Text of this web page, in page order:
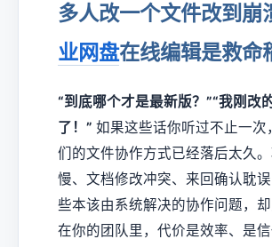
多人改一个文件改到崩
业网盘在线编辑是救命
“到底哪个才是最新版？”“我刚改
了！” 如果这些话你听过不止一次
们的文件协作方式已经落后太久
慢、文档修改冲突、来回确认耽
些本该由系统解决的协作问题，
在你的团队里，代价是效率、是